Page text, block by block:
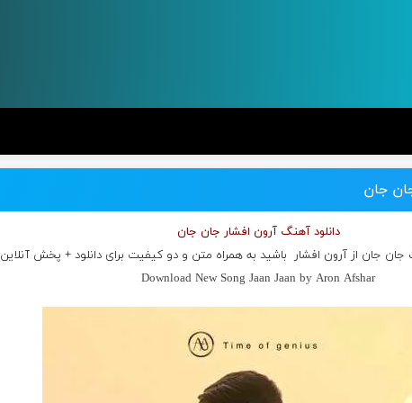
جان
دانلود آهنگ آرون افشار جان جان
جان جان ازآرون افشار باشید به همراه متن و دو کیفیت برای دانلود + پخش آنلاین
Download New Song Jaan Jaan by Aron Afshar